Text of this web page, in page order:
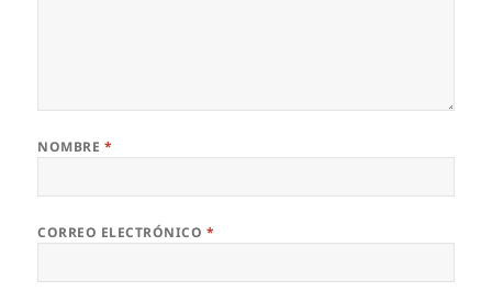
NOMBRE *
CORREO ELECTRÓNICO *